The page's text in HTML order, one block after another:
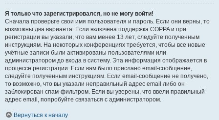
Я только что зарегистрировался, но не могу войти!
Сначала проверьте свои имя пользователя и пароль. Если они верны, то
возможны два варианта. Если включена поддержка COPPA и при
регистрации вы указали, что вам менее 13 лет, следуйте полученным
инструкциям. На некоторых конференциях требуется, чтобы все новые
учётные записи были активированы пользователями или
администратором до входа в систему. Эта информация отображается в
процессе регистрации. Если вам было прислано email-сообщение,
следуйте полученным инструкциям. Если email-сообщение не получено,
то возможно, что вы указали неправильный адрес email либо он
заблокирован спам-фильтром. Если вы уверены, что ввели правильный
адрес email, попробуйте связаться с администратором.
Вернуться к началу